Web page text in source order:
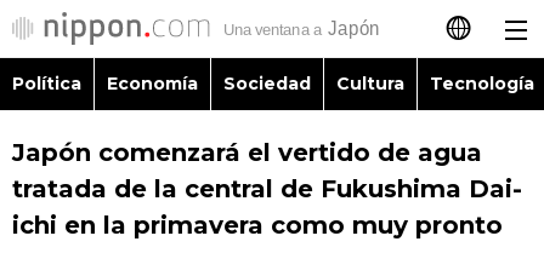
日本語
English
Política
Política Economía Sociedad Cultura Tecnología
Japón comenzará el vertido de agua
tratada de la central de Fukushima Dai-
ichi en la primavera como muy pronto